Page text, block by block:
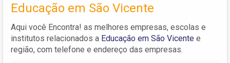
Educação em São Vicente
Aqui você Encontra! as melhores empresas, escolas e
institutos relacionados a Educação em São Vicente e
região, com telefone e endereço das empresas.